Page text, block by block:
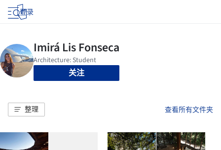
登录
关注
整理 查看所有文件夹